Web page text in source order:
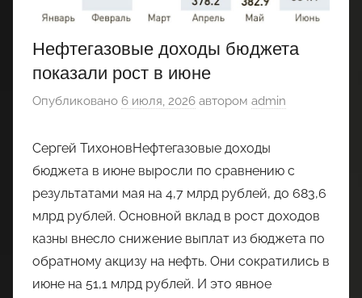
Нефтегазовые доходы бюджета
показали рост в июне
Опубликовано 6 июля, 2026 автором admin
Сергей ТихоновНефтегазовые доходы
бюджета в июне выросли по сравнению с
результатами мая на 4,7 млрд рублей, до 683,6
млрд рублей. Основной вклад в рост доходов
казны внесло снижение выплат из бюджета по
обратному акцизу на нефть. Они сократились в
июне на 51,1 млрд рублей. И это явное